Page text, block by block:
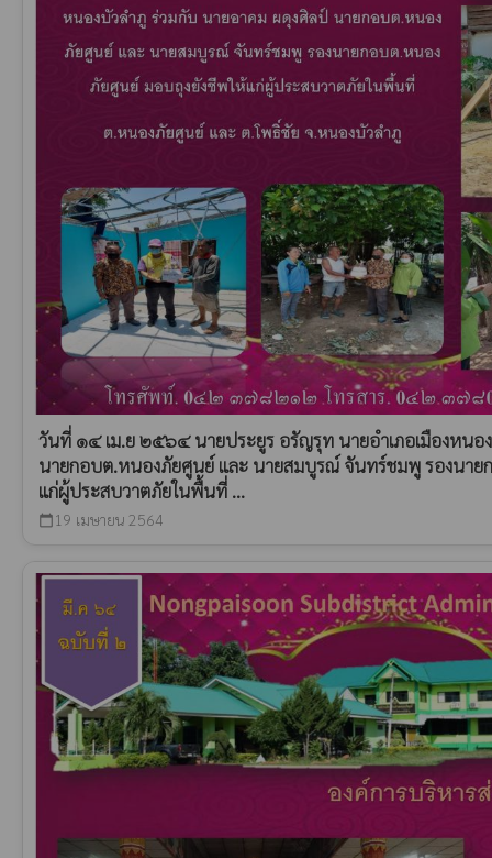
วันที่ ๑๔ เม.ย ๒๕๖๔ นายประยูร อรัญรุท นายอำเภอเมืองหนอ
นายกอบต.หนองภัยศูนย์ และ นายสมบูรณ์ จันทร์ชมพู รองนา
แก่ผู้ประสบวาตภัยในพื้นที่ ...
calendar_today 19 เมษายน 2564